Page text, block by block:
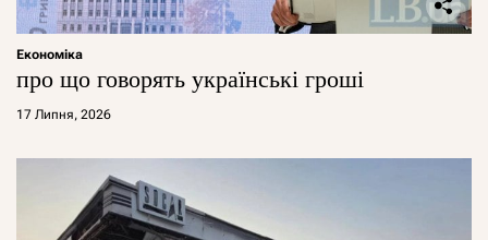
Економіка
про що говорять українські гроші
17 Липня, 2026